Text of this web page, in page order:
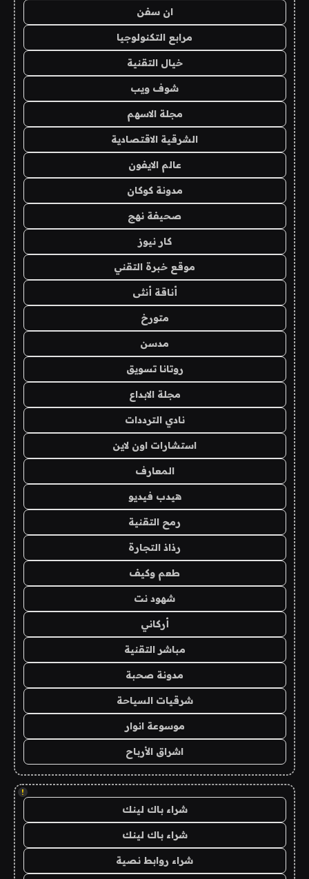
ان سفن
مرابع التكنولوجيا
خيال التقنية
شوف ويب
مجلة الاسهم
الشرقية الاقتصادية
عالم الايفون
مدونة كوكان
صحيفة نهج
كار نيوز
موقع خبرة التقني
أناقة أنثى
متورخ
مدسن
روتانا تسويق
مجلة الابداع
نادي الترددات
استشارات اون لاين
المعارف
هيدب فيديو
رمح التقنية
رذاذ التجارة
طعم وكيف
شهود نت
أركاني
مباشر التقنية
مدونة صحبة
شرقيات السياحة
موسوعة انوار
اشراق الأرباح
!
شراء باك لينك
شراء باك لينك
شراء روابط نصية